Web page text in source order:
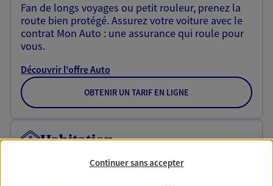
Fan de longs voyages ou petit rouleur, prenez la
route bien protégé. Assurez votre voiture avec le
contrat Mon Auto : une assurance qui roule pour
vous.
Découvrir l'offre Auto
OBTENIR UN TARIF EN LIGNE
Habitation
Votre logement est unique, comme vous. Le
contrat Ma Maison assure votre sérénité en
Continuer sans accepter